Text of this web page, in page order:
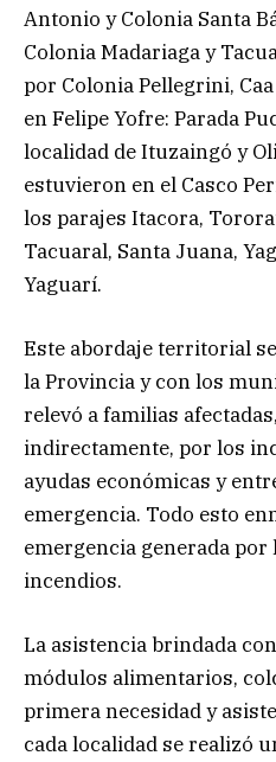
Antonio y Colonia Santa
Colonia Madariaga y
por Colonia Pellegrini,
en Felipe Yofre: Parada
localidad de Ituzaingó y
estuvieron en el Casco
los parajes Itacora,
Tacuaral, Santa Juana,
Yaguarí.
Este abordaje territorial
la Provincia y con los
relevó a familias
indirectamente, por los
ayudas económicas y
emergencia. Todo esto
emergencia generada por
incendios.
La asistencia brindada
módulos alimentarios,
primera necesidad y
cada localidad se realizó